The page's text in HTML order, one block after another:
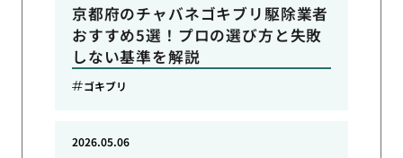
京都府のチャバネゴキブリ駆除業者
おすすめ5選！プロの選び方と失敗
しない基準を解説
ゴキブリ
2026.05.06